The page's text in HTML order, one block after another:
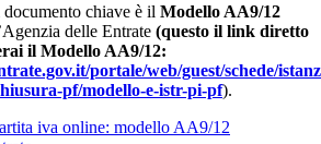
chiave è il Modello AA9/12
delle Entrate (questo il link diretto
il Modello AA9/12:
portale/web/guest/schede/
pf/modello-e-istr-pi-pf).